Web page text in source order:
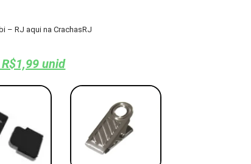
– RJ aqui na CrachasRJ
unid